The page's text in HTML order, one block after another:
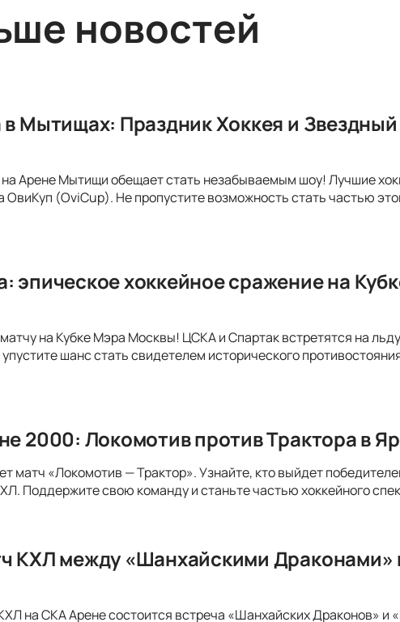
новостей
Мытищах: Праздник Хоккея и
Арене Мытищи обещает стать незабываемым шоу! Лучшие
(OviCup). Не пропустите возможность стать частью
эпическое хоккейное сражение на
на Кубке Мэра Москвы! ЦСКА и Спартак встретятся на
шанс стать свидетелем исторического
2000: Локомотив против Трактора в
матч «Локомотив — Трактор». Узнайте, кто выйдет
Поддержите свою команду и станьте частью хоккейного
КХЛ между «Шанхайскими Драконами»
на СКА Арене состоится встреча «Шанхайских Драконов» и